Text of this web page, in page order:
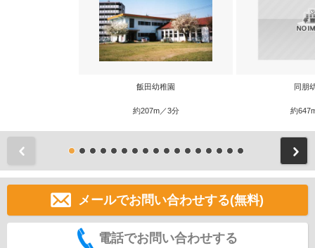
飯田幼稚園
約207m／3分
同朋
約
メールでお問い合わせする(無料)
電話でお問い合わせする